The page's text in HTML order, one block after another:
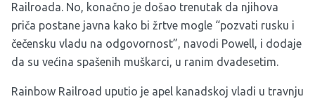
Railroada. No, konačno je došao trenutak da njihova
priča postane javna kako bi žrtve mogle “pozvati rusku i
čečensku vladu na odgovornost”, navodi Powell, i dodaje
da su većina spašenih muškarci, u ranim dvadesetim.
Rainbow Railroad uputio je apel kanadskoj vladi u travnju